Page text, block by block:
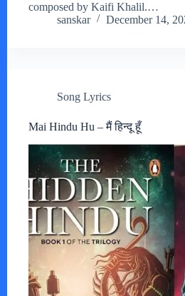
composed by Kaifi Khalil.…
sanskar
December 14,
Song Lyrics
Mai Hindu Hu – मैं हिन्दू हूँ